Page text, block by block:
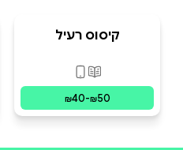
קיסוס רעיל
פורמטים זמינים
₪40-₪50